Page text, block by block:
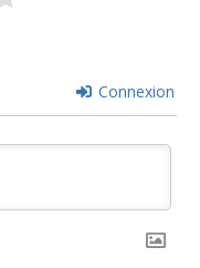
Connexion